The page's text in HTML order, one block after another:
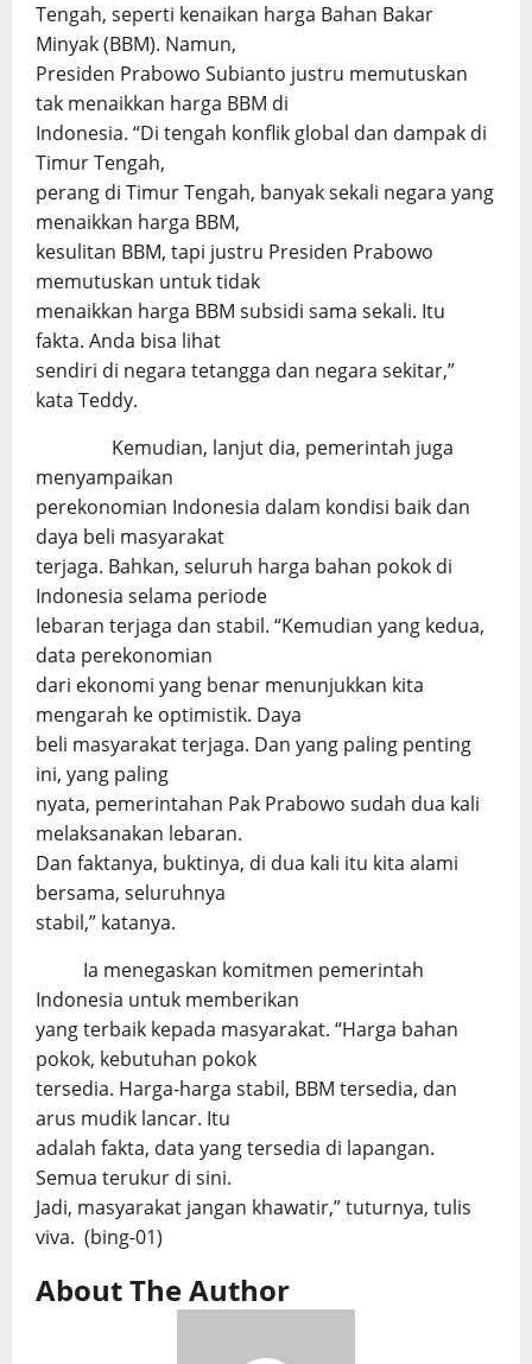
Tengah, seperti kenaikan harga Bahan Bakar
Minyak (BBM). Namun,
Presiden Prabowo Subianto justru memutuskan
tak menaikkan harga BBM di
Indonesia. “Di tengah konflik global dan dampak di
Timur Tengah,
perang di Timur Tengah, banyak sekali negara yang
menaikkan harga BBM,
kesulitan BBM, tapi justru Presiden Prabowo
memutuskan untuk tidak
menaikkan harga BBM subsidi sama sekali. Itu
fakta. Anda bisa lihat
sendiri di negara tetangga dan negara sekitar,”
kata Teddy.
Kemudian, lanjut dia, pemerintah juga
menyampaikan
perekonomian Indonesia dalam kondisi baik dan
daya beli masyarakat
terjaga. Bahkan, seluruh harga bahan pokok di
Indonesia selama periode
lebaran terjaga dan stabil. “Kemudian yang kedua,
data perekonomian
dari ekonomi yang benar menunjukkan kita
mengarah ke optimistik. Daya
beli masyarakat terjaga. Dan yang paling penting
ini, yang paling
nyata, pemerintahan Pak Prabowo sudah dua kali
melaksanakan lebaran.
Dan faktanya, buktinya, di dua kali itu kita alami
bersama, seluruhnya
stabil,” katanya.
Ia menegaskan komitmen pemerintah
Indonesia untuk memberikan
yang terbaik kepada masyarakat. “Harga bahan
pokok, kebutuhan pokok
tersedia. Harga-harga stabil, BBM tersedia, dan
arus mudik lancar. Itu
adalah fakta, data yang tersedia di lapangan.
Semua terukur di sini.
Jadi, masyarakat jangan khawatir,” tuturnya, tulis
viva. (bing-01)
About The Author